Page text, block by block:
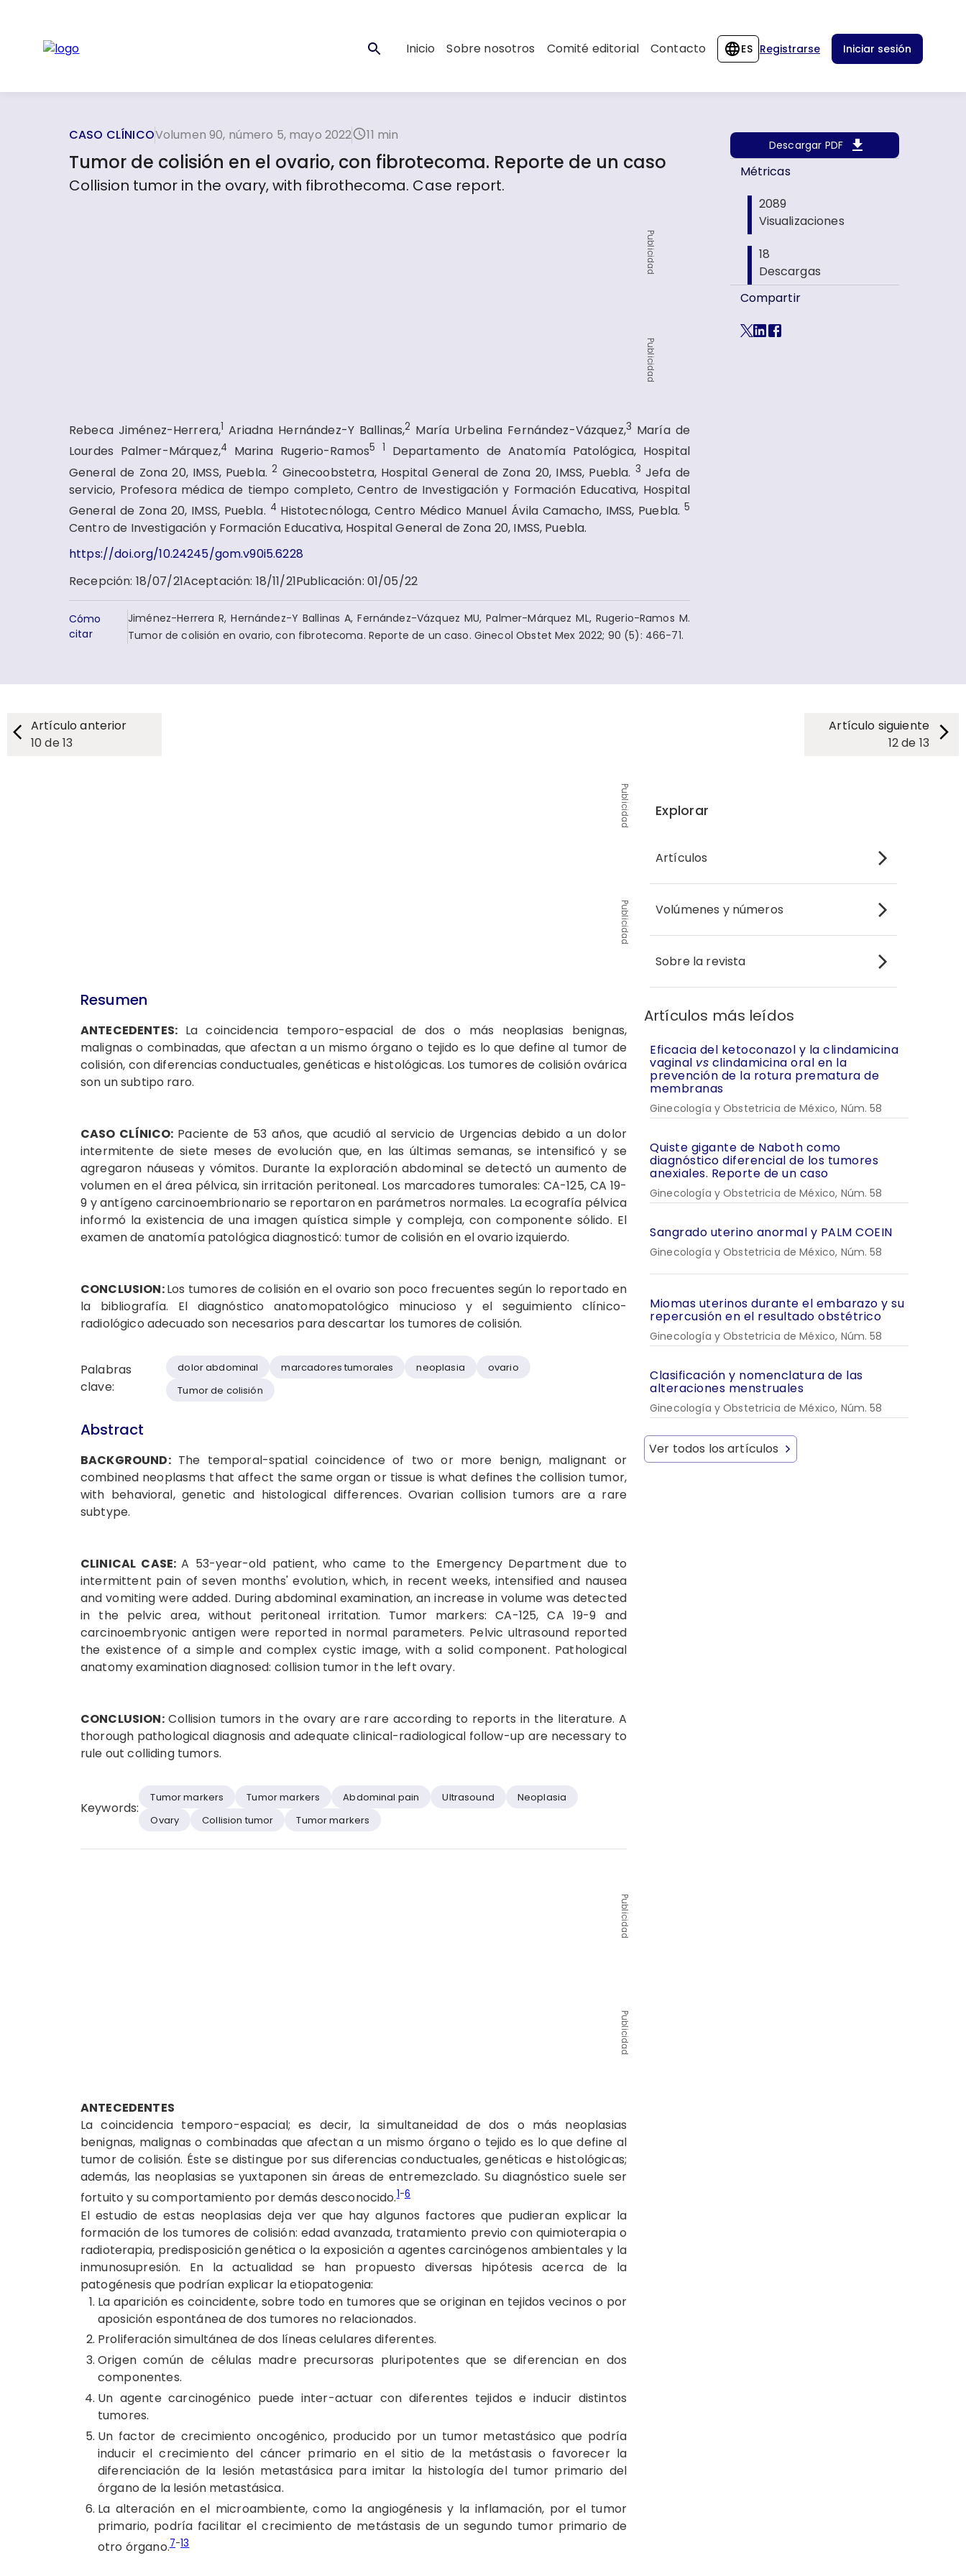
Inicio Sobre nosotros Comité editorial Contacto ES Registrarse Iniciar sesión
CASO CLÍNICOVolumen 90, número 5, mayo 2022 11 min
Tumor de colisión en el ovario, con fibrotecoma. Reporte de un caso
Collision tumor in the ovary, with fibrothecoma. Case report.
Publicidad
Publicidad
Rebeca Jiménez-Herrera,1 Ariadna Hernández-Y Ballinas,2 María Urbelina Fernández-Vázquez,3 María de
Lourdes Palmer-Márquez,4 Marina Rugerio-Ramos5 1 Departamento de Anatomía Patológica, Hospital
General de Zona 20, IMSS, Puebla.2 Ginecoobstetra, Hospital General de Zona 20, IMSS, Puebla. 3 Jefa de
servicio, Profesora médica de tiempo completo, Centro de Investigación y Formación Educativa, Hospital
General de Zona 20, IMSS, Puebla. 4 Histotecnóloga, Centro Médico Manuel Ávila Camacho, IMSS, Puebla. 5
Centro de Investigación y Formación Educativa, Hospital General de Zona 20, IMSS, Puebla.
https://doi.org/10.24245/gom.v90i5.6228
Recepción: 18/07/21Aceptación: 18/11/21Publicación: 01/05/22
Cómo
citar
Jiménez-Herrera R, Hernández-Y Ballinas A, Fernández-Vázquez MU, Palmer-Márquez ML, Rugerio-Ramos M.
Tumor de colisión en ovario, con fibrotecoma. Reporte de un caso. Ginecol Obstet Mex 2022; 90 (5): 466-71.
Descargar PDF
Métricas
2089
Visualizaciones
18
Descargas
Compartir
Artículo anterior
10 de13
Artículo siguiente
12de 13
Publicidad
Publicidad
Resumen
ANTECEDENTES: La coincidencia temporo-espacial de dos o más neoplasias benignas,
malignas o combinadas, que afectan a un mismo órgano o tejido es lo que define al tumor de
colisión, con diferencias conductuales, genéticas e histológicas. Los tumores de colisión ovárica
son un subtipo raro.
CASO CLÍNICO: Paciente de 53 años, que acudió al servicio de Urgencias debido a un dolor
intermitente de siete meses de evolución que, en las últimas semanas, se intensificó y se
agregaron náuseas y vómitos. Durante la exploración abdominal se detectó un aumento de
volumen en el área pélvica, sin irritación peritoneal. Los marcadores tumorales: CA-125, CA 19-
9 y antígeno carcinoembrionario se reportaron en parámetros normales. La ecografía pélvica
informó la existencia de una imagen quística simple y compleja, con componente sólido. El
examen de anatomía patológica diagnosticó: tumor de colisión en el ovario izquierdo.
CONCLUSION:Los tumores de colisión en el ovario son poco frecuentes según lo reportado en
la bibliografía. El diagnóstico anatomopatológico minucioso y el seguimiento clínico-
radiológico adecuado son necesarios para descartar los tumores de colisión.
Palabras
clave:
dolor abdominal marcadores tumorales neoplasia
ovario
Tumor de colisión
Abstract
BACKGROUND:The temporal-spatial coincidence of two or more benign, malignant or
combined neoplasms that affect the same organ or tissue is what defines the collision tumor,
with behavioral, genetic and histological differences. Ovarian collision tumors are a rare
subtype.
CLINICAL CASE:A 53-year-old patient, who came to the Emergency Department due to
intermittent pain of seven months' evolution, which, in recent weeks, intensified and nausea
and vomiting were added. During abdominal examination, an increase in volume was detected
in the pelvic area, without peritoneal irritation. Tumor markers: CA-125, CA 19-9 and
carcinoembryonic antigen were reported in normal parameters. Pelvic ultrasound reported
the existence of a simple and complex cystic image, with a solid component. Pathological
anatomy examination diagnosed: collision tumor in the left ovary.
CONCLUSION:Collision tumors in the ovary are rare according to reports in the literature. A
thorough pathological diagnosis and adequate clinical-radiological follow-up are necessary to
rule out colliding tumors.
Keywords:
Tumor markers Tumor markers Abdominal pain Ultrasound
Neoplasia
Ovary
Collision tumor Tumor markers
Publicidad
Publicidad
ANTECEDENTES
La coincidencia temporo-espacial; es decir, la simultaneidad de dos o más neoplasias
benignas, malignas o combinadas que afectan a un mismo órgano o tejido es lo que define al
tumor de colisión. Éste se distingue por sus diferencias conductuales, genéticas e histológicas;
además, las neoplasias se yuxtaponen sin áreas de entremezclado. Su diagnóstico suele ser
fortuito y su comportamiento por demás desconocido.1-6
El estudio de estas neoplasias deja ver que hay algunos factores que pudieran explicar la
formación de los tumores de colisión: edad avanzada, tratamiento previo con quimioterapia o
radioterapia, predisposición genética o la exposición a agentes carcinógenos ambientales y la
inmunosupresión. En la actualidad se han propuesto diversas hipótesis acerca de la
patogénesis que podrían explicar la etiopatogenia:
La aparición es coincidente, sobre todo en tumores que se originan en tejidos vecinos o por
aposición espontánea de dos tumores no relacionados.
Proliferación simultánea de dos líneas celulares diferentes.
Origen común de células madre precursoras pluripotentes que se diferencian en dos
componentes.
Un agente carcinogénico puede inter-actuar con diferentes tejidos e inducir distintos
tumores.
Un factor de crecimiento oncogénico, producido por un tumor metastásico que podría
inducir el crecimiento del cáncer primario en el sitio de la metástasis o favorecer la
diferenciación de la lesión metastásica para imitar la histología del tumor primario del
órgano de la lesión metastásica.
La alteración en el microambiente, como la angiogénesis y la inflamación, por el tumor
primario, podría facilitar el crecimiento de metástasis de un segundo tumor primario de
otro órgano.7-13
Explorar
Artículos
Volúmenes y números
Sobre la revista
Artículos más leídos
Eficacia del ketoconazol y la clindamicina
vaginal vs clindamicina oral en la
prevención de la rotura prematura de
membranas
Ginecología y Obstetricia de México, Núm. 58
Quiste gigante de Naboth como
diagnóstico diferencial de los tumores
anexiales. Reporte de un caso
Ginecología y Obstetricia de México, Núm. 58
Sangrado uterino anormal y PALM COEIN
Ginecología y Obstetricia de México, Núm. 58
Miomas uterinos durante el embarazo y su
repercusión en el resultado obstétrico
Ginecología y Obstetricia de México, Núm. 58
Clasificación y nomenclatura de las
alteraciones menstruales
Ginecología y Obstetricia de México, Núm. 58
Ver todos los artículos